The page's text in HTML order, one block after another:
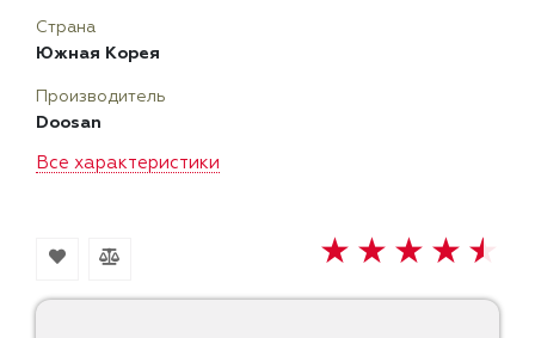
Все характеристики
Страна
Южная Корея
Производитель
Doosan